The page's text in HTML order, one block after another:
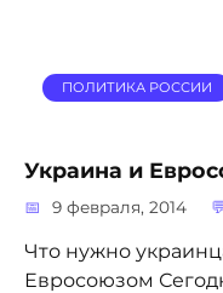
ПОЛИТИКА РОССИИ
Украина и
9 февраля, 2014
Что нужно
Евросоюзом